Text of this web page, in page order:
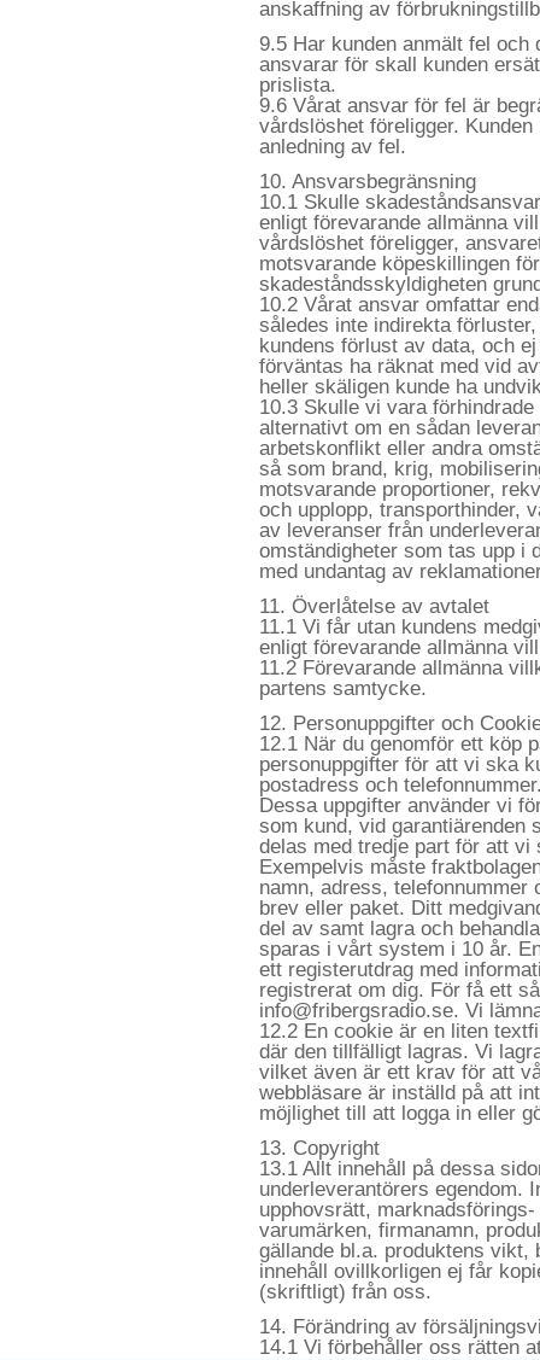
anskaffning av
9.5 Har kunden anmält fel
ansvarar för skall kunden
prislista.
9.6 Vårat ansvar för fel är
vårdslöshet föreligger.
anledning av fel.
10. Ansvarsbegränsning
10.1 Skulle
enligt förevarande allmänna
vårdslöshet föreligger,
motsvarande köpeskillingen
skadeståndsskyldigheten
10.2 Vårat ansvar omfattar
således inte indirekta
kundens förlust av data, och
förväntas ha räknat med vid
heller skäligen kunde ha
10.3 Skulle vi vara
alternativt om en sådan
arbetskonflikt eller andra
så som brand, krig,
motsvarande proportioner,
och upplopp, transporthinder,
av leveranser från
omständigheter som tas upp i
med undantag av
11. Överlåtelse av avtalet
11.1 Vi får utan kundens
enligt förevarande allmänna
11.2 Förevarande allmänna
partens samtycke.
12. Personuppgifter och
12.1 När du genomför ett köp
personuppgifter för att vi ska
postadress och
Dessa uppgifter använder vi
som kund, vid garantiärenden
delas med tredje part för att
Exempelvis måste
namn, adress,
brev eller paket. Ditt
del av samt lagra och
sparas i vårt system i 10 år.
ett registerutdrag med
registrerat om dig. För få ett
info@fribergsradio.se. Vi
12.2 En cookie är en liten
där den tillfälligt lagras. Vi
vilket även är ett krav för att
webbläsare är inställd på att
möjlighet till att logga in eller
13. Copyright
13.1 Allt innehåll på dessa
underleverantörers egendom.
upphovsrätt,
varumärken, firmanamn,
gällande bl.a. produktens vikt,
innehåll ovillkorligen ej får
(skriftligt) från oss.
14. Förändring av
14.1 Vi förbehåller oss rätten